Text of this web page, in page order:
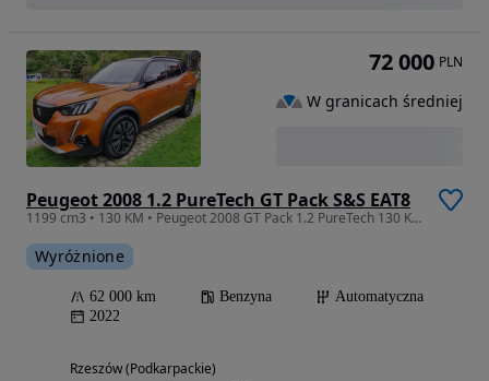
Peugeot 2008 1.2 PureTech GT Pack S&S EAT8
1199 cm3 • 130 KM • Peugeot 2008 GT Pack 1.2 PureTech 130 KM automat 2022
Wyróżnione
62 000 km Benzyna
Automatyczna
2022
Rzeszów (Podkarpackie)
72 000 PLN
W granicach średniej